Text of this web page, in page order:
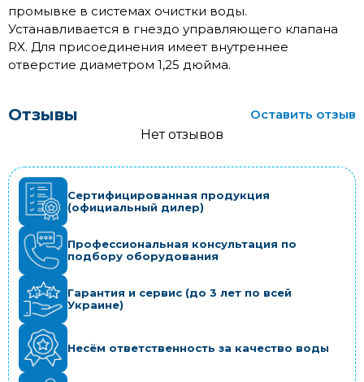
промывке в системах очистки воды.
Устанавливается в гнездо управляющего клапана
RX. Для присоединения имеет внутреннее
отверстие диаметром 1,25 дюйма.
Отзывы
Оставить отзыв
Нет отзывов
Сертифицированная продукция
(официальный дилер)
Профессиональная консультация по
подбору оборудования
Гарантия и сервис (до 3 лет по всей
Украине)
Несём ответственность за качество воды